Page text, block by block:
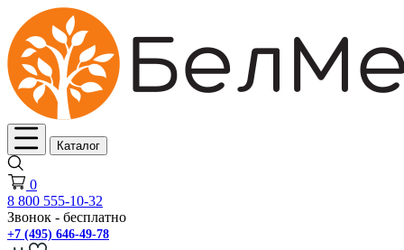
Каталог
0
8 800 555-10-32
Звонок - бесплатно
+7 (495) 646-49-78